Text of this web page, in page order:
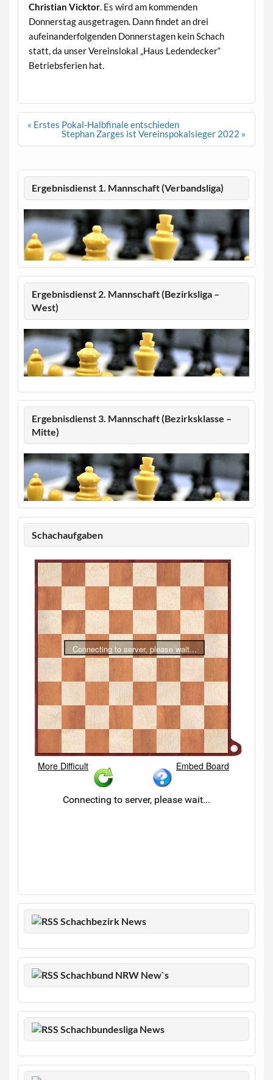
Christian Vicktor. Es wird am kommenden
Donnerstag ausgetragen. Dann findet an drei
aufeinanderfolgenden Donnerstagen kein Schach
statt, da unser Vereinslokal „Haus Ledendecker“
Betriebsferien hat.
Beitragsnavigation
« Erstes Pokal-Halbfinale entschieden
Stephan Zarges ist Vereinspokalsieger 2022 »
Ergebnisdienst 1. Mannschaft (Verbandsliga)
Ergebnisdienst 2. Mannschaft (Bezirksliga –
West)
Ergebnisdienst 3. Mannschaft (Bezirksklasse –
Mitte)
Schachaufgaben
Schachbezirk News
Schachbund NRW New`s
Schachbundesliga News